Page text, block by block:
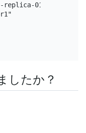
01",
したか？